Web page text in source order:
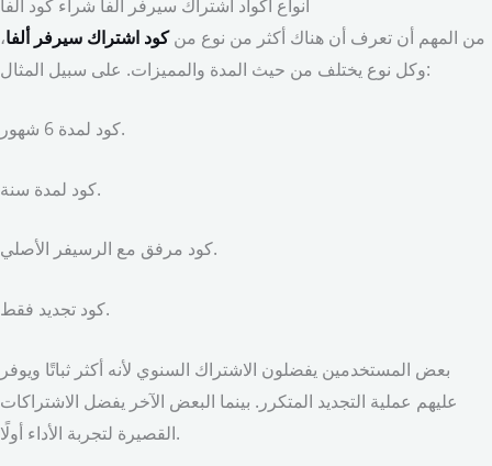
أنواع أكواد اشتراك سيرفر ألفا شراء كود الفا
من المهم أن تعرف أن هناك أكثر من نوع منكود اشتراك سيرفر ألفا،
وكل نوع يختلف من حيث المدة والمميزات. على سبيل المثال:
كود لمدة 6 شهور.
كود لمدة سنة.
كود مرفق مع الرسيفر الأصلي.
كود تجديد فقط.
بعض المستخدمين يفضلون الاشتراك السنوي لأنه أكثر ثباتًا ويوفر
عليهم عملية التجديد المتكرر. بينما البعض الآخر يفضل الاشتراكات
القصيرة لتجربة الأداء أولًا.